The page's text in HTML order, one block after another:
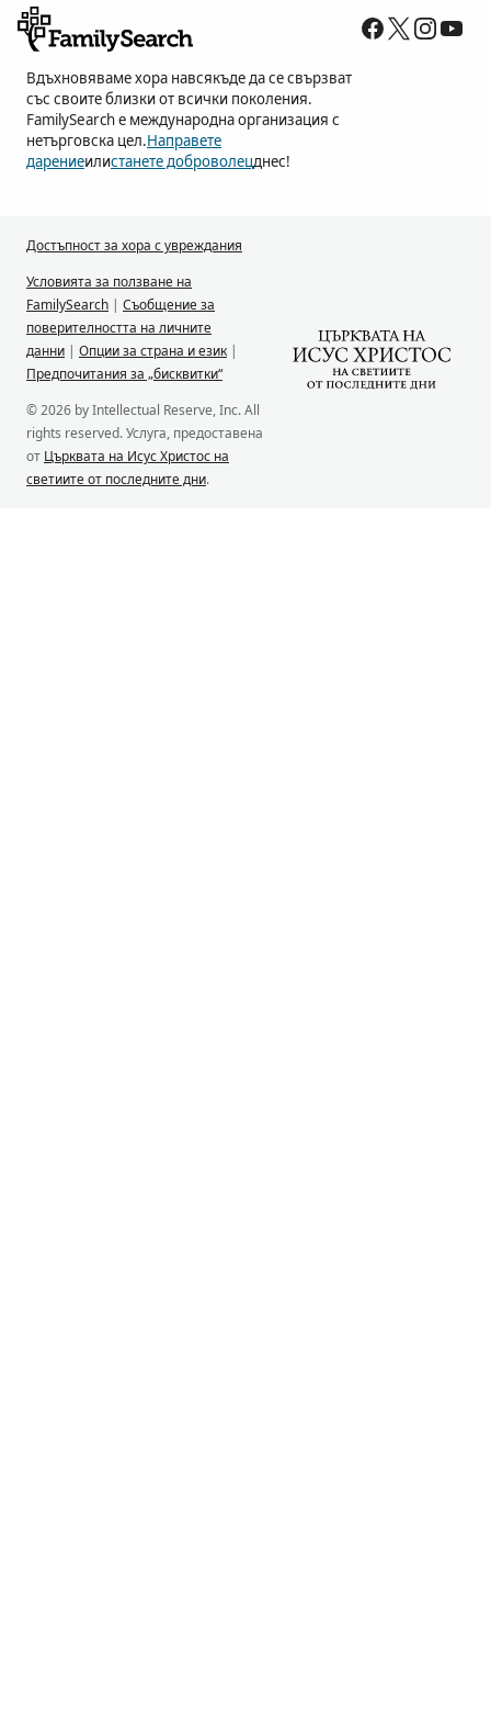
Вдъхновяваме хора навсякъде да се свързват
със своите близки от всички поколения.
FamilySearch е международна организация с
нетърговска цел.Направете
дарениеилистанете доброволецднес!
Достъпност за хора с увреждания
Условията за ползване на
FamilySearch | Съобщение за
поверителността на личните
данни | Опции за страна и език |
Предпочитания за „бисквитки“
© 2026 by Intellectual Reserve, Inc. All
rights reserved. Услуга, предоставена
от Църквата на Исус Христос на
светиите от последните дни.